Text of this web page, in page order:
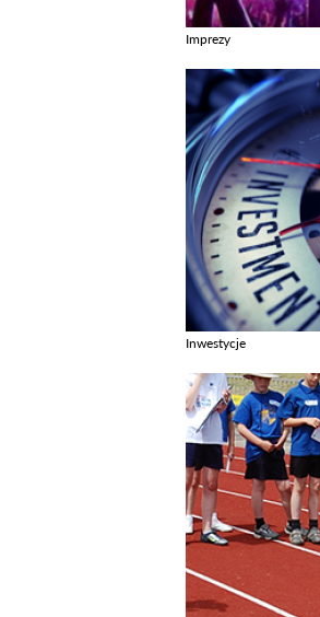
Imprezy
Inwestycje